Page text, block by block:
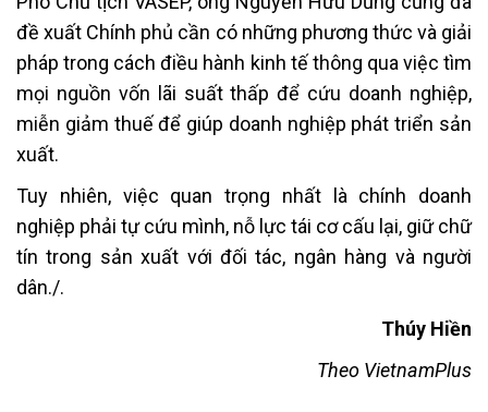
đề xuất Chính phủ cần có những phương thức và giải
pháp trong cách điều hành kinh tế thông qua việc tìm
mọi nguồn vốn lãi suất thấp để cứu doanh nghiệp,
miễn giảm thuế để giúp doanh nghiệp phát triển sản
xuất.
Tuy nhiên, việc quan trọng nhất là chính doanh
nghiệp phải tự cứu mình, nỗ lực tái cơ cấu lại, giữ chữ
tín trong sản xuất với đối tác, ngân hàng và người
dân./.
Thúy Hiền
Theo VietnamPlus